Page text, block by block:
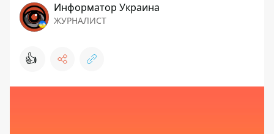
Информатор Украина
ЖУРНАЛИСТ
👍